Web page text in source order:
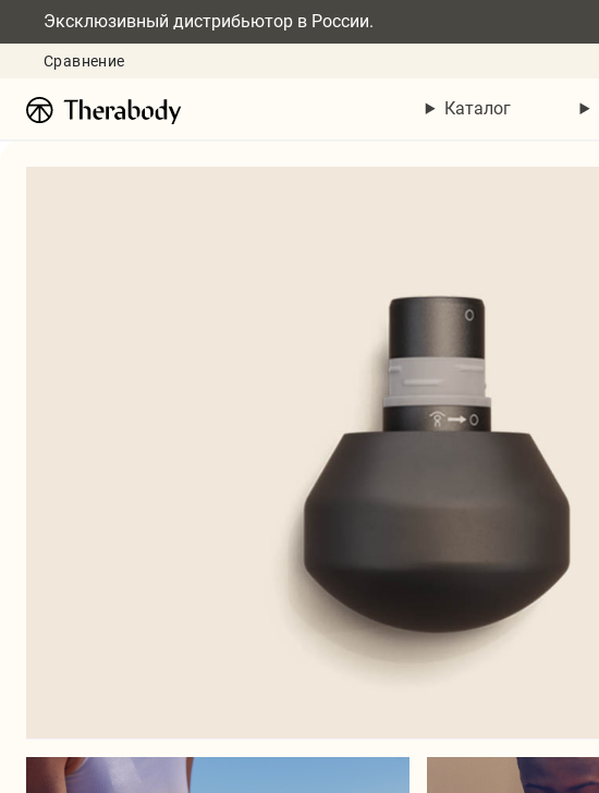
Эксклюзивный дистрибьютор в России.
Сравнение
Каталог